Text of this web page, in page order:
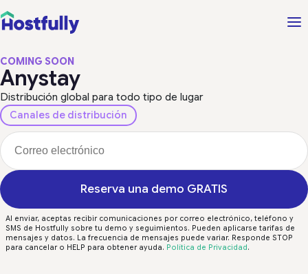
COMING SOON
Anystay
Distribución global para todo tipo de lugar
Canales de distribución
Reserva una demo GRATIS
Al enviar, aceptas recibir comunicaciones por correo electrónico, teléfono y
SMS de Hostfully sobre tu demo y seguimientos. Pueden aplicarse tarifas de
mensajes y datos. La frecuencia de mensajes puede variar. Responde STOP
para cancelar o HELP para obtener ayuda. Política de Privacidad.